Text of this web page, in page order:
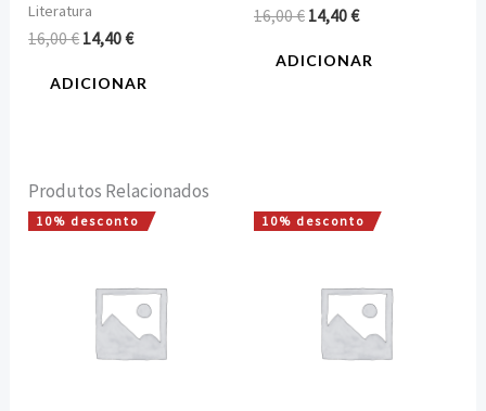
Literatura
16,00€ 14,40€
ADICIONAR
16,00€ 14,40€
ADICIONAR
Produtos Relacionados
10% desconto
O
era:
19,95 €.
O
é:
17,96 €.
10% desconto
O
era:
12,00 €.
O
é:
10,80 €.